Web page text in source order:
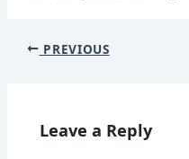
PREVIOUS
Leave a Reply